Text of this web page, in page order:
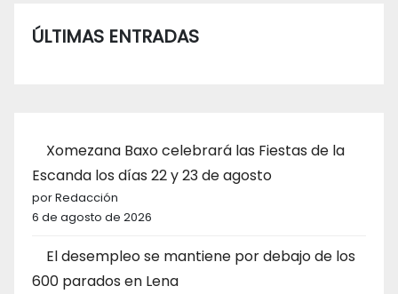
ÚLTIMAS ENTRADAS
Xomezana Baxo celebrará las Fiestas de la
Escanda los días 22 y 23 de agosto
por Redacción
6 de agosto de 2026
El desempleo se mantiene por debajo de los
600 parados en Lena